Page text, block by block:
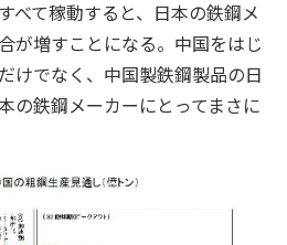
べて稼動すると、日本の鉄鋼メ
が増すことになる。中国をはじ
けでなく、中国製鉄鋼製品の日
の鉄鋼メーカーにとってまさに